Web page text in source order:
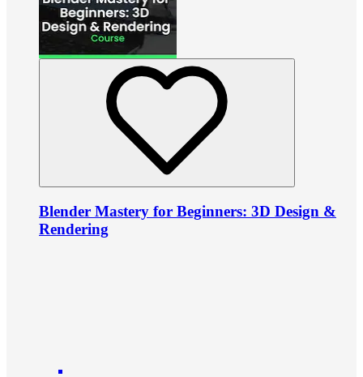
Blender Mastery for Beginners: 3D Design &
Rendering